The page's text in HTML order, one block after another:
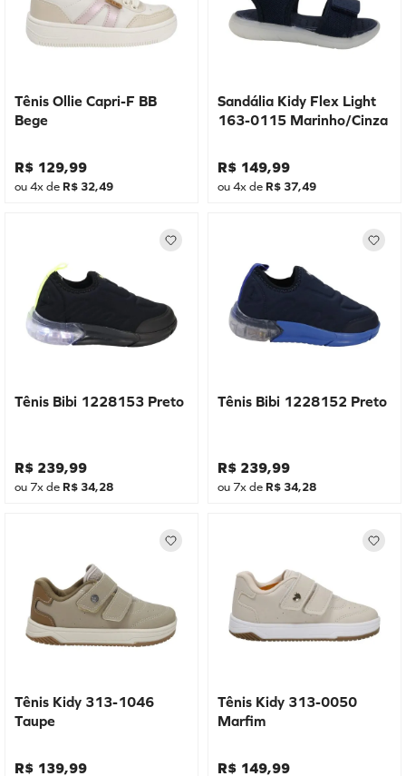
Tênis Ollie Capri-F BB
Bege
R$ 129,99
ou4x de R$ 32,49
Sandália Kidy Flex Light
163-0115 Marinho/Cinza
R$ 149,99
ou4x de R$ 37,49
Tênis Bibi 1228153 Preto
R$ 239,99
ou 7x de R$ 34,28
Tênis Bibi 1228152 Preto
R$ 239,99
ou 7x de R$ 34,28
Tênis Kidy 313-1046
Taupe
R$ 139,99
Tênis Kidy 313-0050
Marfim
R$ 149,99